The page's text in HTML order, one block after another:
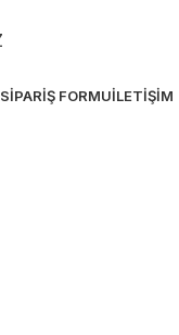
SIPARIŞ FORMUİLETIŞIM